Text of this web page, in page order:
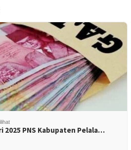
2025 PNS Kabupaten Pelala…